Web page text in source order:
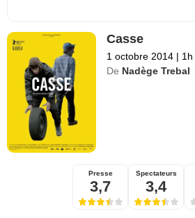
Casse
1 octobre 2014 | 1h
De Nadège Trebal
Presse
3,7
Spectateurs
3,4